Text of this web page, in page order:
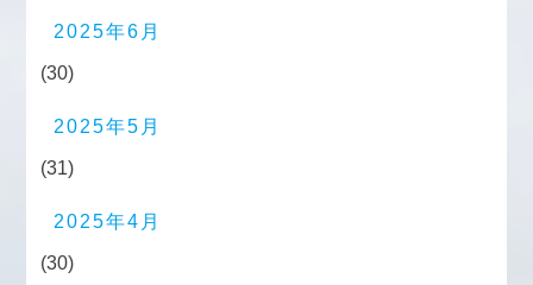
2025年6月
(30)
2025年5月
(31)
2025年4月
(30)